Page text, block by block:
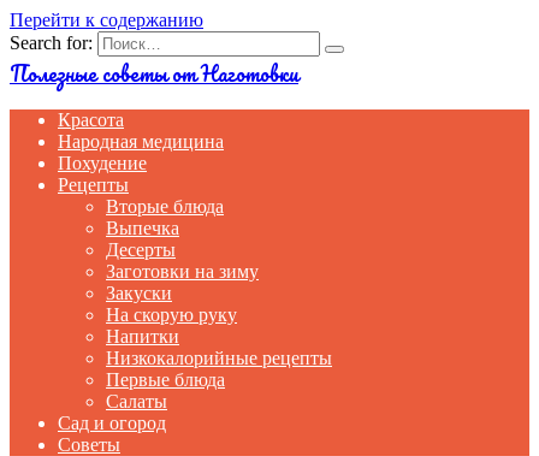
Перейти к содержанию
Search for:
Полезные советы от Наготовки
Красота
Народная медицина
Похудение
Рецепты
Вторые блюда
Выпечка
Десерты
Заготовки на зиму
Закуски
На скорую руку
Напитки
Низкокалорийные рецепты
Первые блюда
Салаты
Сад и огород
Советы